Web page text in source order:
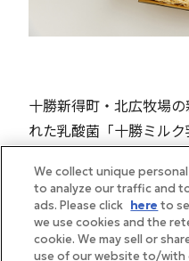
十勝新得町・北広牧場
れた乳酸菌「十勝ミル
限に引き出されていま
の風味が異なるため、
で口当たりの良い」の
ら穏やかな味の秘密は
We collect unique
to analyze our traffic and
ads. Please click here to
we use cookies and the
cookie. We may sell or
use of our website to/with